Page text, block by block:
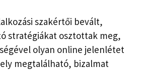
szakértői bevált,
stratégiákat osztottak meg,
olyan online jelenlétet
megtalálható, bizalmat